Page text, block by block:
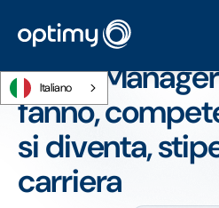
Italiano
Grant Manager: Cosa fanno,
stipendio e carriera
Grant
fanno,
si diventa,
carriera